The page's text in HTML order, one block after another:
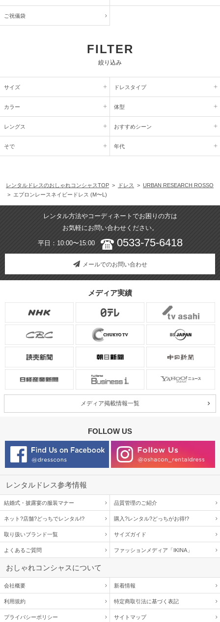
ご祝儀袋
FILTER
絞り込み
サイズ ドレスタイプ
カラー 体型
レングス おすすめシーン
そで 年代
レンタルドレスのおしゃれコンシャスTOP > ドレス > URBAN RESEARCH ROSSO
> エプロンレースネイビードレス (M〜L)
レンタル方法やコーディネートでお困りの方は
お気軽にお問い合わせください。
平日：10:00〜15:00 0533-75-6418
メールでのお問い合わせ
メディア実績
メディア掲載情報一覧
FOLLOW US
レンタルドレス参考情報
結婚式・披露宴の服装マナー 品質管理のご紹介
ネット?店舗?どっちでレンタル!? 購入?レンタル?どっちがお得!?
取り扱いブランド一覧 サイズガイド
よくあるご質問 ファッションメディア「IKINA」
おしゃれコンシャスについて
会社概要 新着情報
利用規約 特定商取引法に基づく表記
プライバシーポリシー サイトマップ